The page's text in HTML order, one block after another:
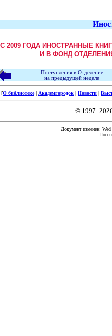
С 2009 ГОДА ИНОСТРАННЫЕ
И В ФОНД
Поступления в Отделение
на предыдущей неделе
[О библиотеке| Академгородок | Новости |
©
Документ изменен: